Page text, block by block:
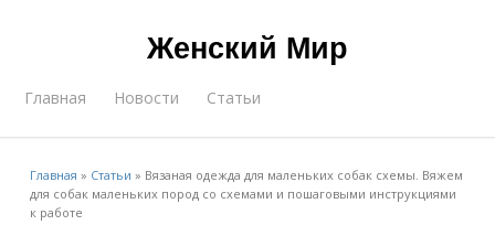
Женский Мир
Главная Новости Статьи
Главная » Статьи » Вязаная одежда для маленьких собак схемы. Вяжем
для собак маленьких пород со схемами и пошаговыми инструкциями
к работе